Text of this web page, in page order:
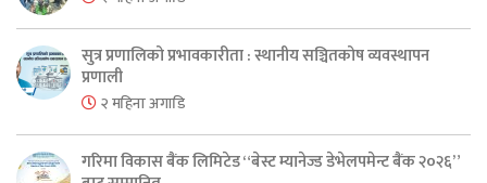
सुत्र प्रणालिको प्रभावकारीता : स्थानीय सञ्चितकोष व्यवस्थापन
प्रणाली
२ महिना अगाडि
गरिमा विकास बैंक लिमिटेड “बेस्ट म्यानेज्ड डेभेलपमेन्ट बैंक २०२६”